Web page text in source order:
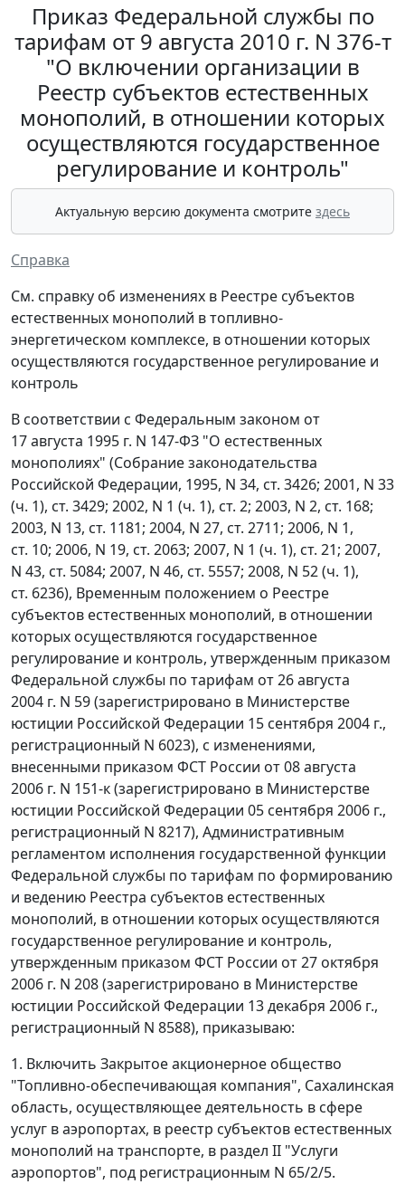
Приказ Федеральной службы по
тарифам от 9 августа 2010 г. N 376-т
"О включении организации в
Реестр субъектов естественных
монополий, в отношении которых
осуществляются государственное
регулирование и контроль"
Актуальную версию документа смотрите здесь
Справка
См. справку об изменениях в Реестре субъектов
естественных монополий в топливно-
энергетическом комплексе, в отношении которых
осуществляются государственное регулирование и
контроль
В соответствии с Федеральным законом от
17 августа 1995 г. N 147-ФЗ "О естественных
монополиях" (Собрание законодательства
Российской Федерации, 1995, N 34, ст. 3426; 2001, N 33
(ч. 1), ст. 3429; 2002, N 1 (ч. 1), ст. 2; 2003, N 2, ст. 168;
2003, N 13, ст. 1181; 2004, N 27, ст. 2711; 2006, N 1,
ст. 10; 2006, N 19, ст. 2063; 2007, N 1 (ч. 1), ст. 21; 2007,
N 43, ст. 5084; 2007, N 46, ст. 5557; 2008, N 52 (ч. 1),
ст. 6236), Временным положением о Реестре
субъектов естественных монополий, в отношении
которых осуществляются государственное
регулирование и контроль, утвержденным приказом
Федеральной службы по тарифам от 26 августа
2004 г. N 59 (зарегистрировано в Министерстве
юстиции Российской Федерации 15 сентября 2004 г.,
регистрационный N 6023), с изменениями,
внесенными приказом ФСТ России от 08 августа
2006 г. N 151-к (зарегистрировано в Министерстве
юстиции Российской Федерации 05 сентября 2006 г.,
регистрационный N 8217), Административным
регламентом исполнения государственной функции
Федеральной службы по тарифам по формированию
и ведению Реестра субъектов естественных
монополий, в отношении которых осуществляются
государственное регулирование и контроль,
утвержденным приказом ФСТ России от 27 октября
2006 г. N 208 (зарегистрировано в Министерстве
юстиции Российской Федерации 13 декабря 2006 г.,
регистрационный N 8588), приказываю:
1. Включить Закрытое акционерное общество
"Топливно-обеспечивающая компания", Сахалинская
область, осуществляющее деятельность в сфере
услуг в аэропортах, в реестр субъектов естественных
монополий на транспорте, в раздел II "Услуги
аэропортов", под регистрационным N 65/2/5.